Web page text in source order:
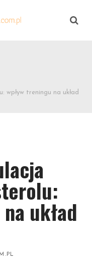
wpływ treningu na układ
układ